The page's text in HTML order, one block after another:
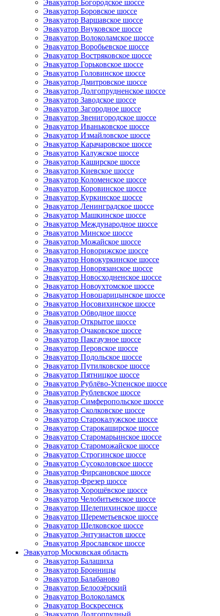
Эвакуатор Богородское шоссе
Эвакуатор Боровское шоссе
Эвакуатор Варшавское шоссе
Эвакуатор Внуковское шоссе
Эвакуатор Волоколамское шоссе
Эвакуатор Воробьевское шоссе
Эвакуатор Востряковское шоссе
Эвакуатор Горьковское шоссе
Эвакуатор Головинское шоссе
Эвакуатор Дмитровское шоссе
Эвакуатор Долгопрудненское шоссе
Эвакуатор Заводское шоссе
Эвакуатор Загородное шоссе
Эвакуатор Звенигородское шоссе
Эвакуатор Иваньковское шоссе
Эвакуатор Измайловское шоссе
Эвакуатор Карачаровское шоссе
Эвакуатор Калужское шоссе
Эвакуатор Каширское шоссе
Эвакуатор Киевское шоссе
Эвакуатор Коломенское шоссе
Эвакуатор Коровинское шоссе
Эвакуатор Куркинское шоссе
Эвакуатор Ленинградское шоссе
Эвакуатор Машкинское шоссе
Эвакуатор Международное шоссе
Эвакуатор Минское шоссе
Эвакуатор Можайское шоссе
Эвакуатор Новорижское шоссе
Эвакуатор Новокуркинское шоссе
Эвакуатор Новорязанское шоссе
Эвакуатор Новосходненское шоссе
Эвакуатор Новоухтомское шоссе
Эвакуатор Новоцарицынское шоссе
Эвакуатор Носовихинское шоссе
Эвакуатор Обводное шоссе
Эвакуатор Открытое шоссе
Эвакуатор Очаковское шоссе
Эвакуатор Пакгаузное шоссе
Эвакуатор Перовское шоссе
Эвакуатор Подольское шоссе
Эвакуатор Путилковское шоссе
Эвакуатор Пятницкое шоссе
Эвакуатор Рублёво-Успенское шоссе
Эвакуатор Рублевское шоссе
Эвакуатор Симферопольское шоссе
Эвакуатор Сколковское шоссе
Эвакуатор Старокалужское шоссе
Эвакуатор Старокаширское шоссе
Эвакуатор Старомарьинское шоссе
Эвакуатор Староможайское шоссе
Эвакуатор Строгинское шоссе
Эвакуатор Сусоколовское шоссе
Эвакуатор Фирсановское шоссе
Эвакуатор Фрезер шоссе
Эвакуатор Хорошёвское шоссе
Эвакуатор Челобитьевское шоссе
Эвакуатор Шелепихинское шоссе
Эвакуатор Шереметьевское шоссе
Эвакуатор Щелковское шоссе
Эвакуатор Энтузиастов шоссе
Эвакуатор Ярославское шоссе
Эвакуатор Московская область
Эвакуатор Балашиха
Эвакуатор Бронницы
Эвакуатор Балабаново
Эвакуатор Белоозёрский
Эвакуатор Волоколамск
Эвакуатор Воскресенск
Эвакуатор Долгопрудный